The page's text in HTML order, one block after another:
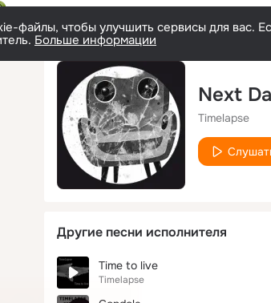
файлы, чтобы улучшить сервисы для вас.
Больше информации
Next
Timelapse
Другие песни исполнителя
Time to live
Timelapse